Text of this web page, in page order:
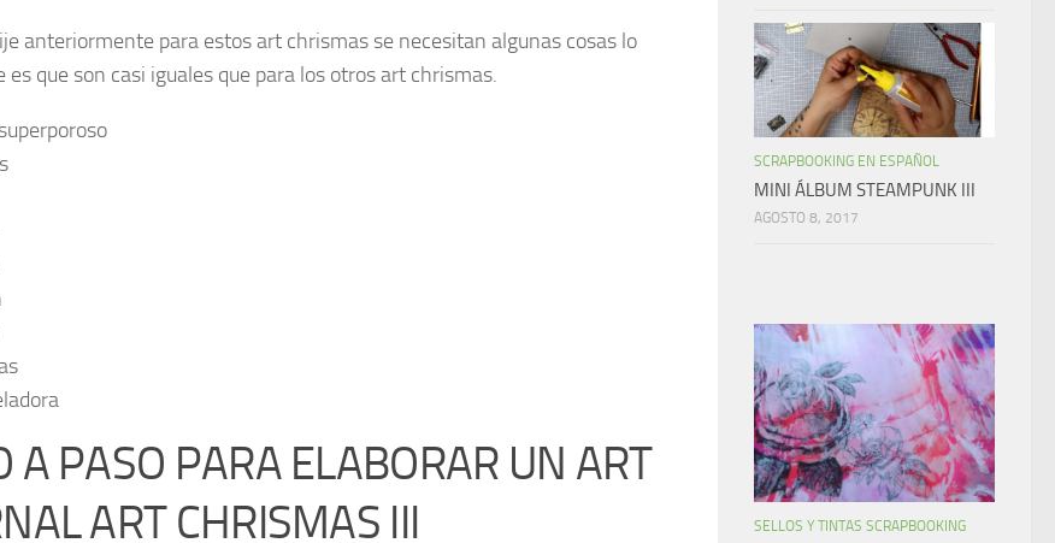
anteriormente para estos art chrismas se necesitan algunas cosas lo
que son casi iguales que para los otros art chrismas.
A PASO PARA ELABORAR UN ART
ART CHRISMAS III
SCRAPBOOKING EN ESPAÑOL
MINI ÁLBUM STEAMPUNK III
AGOSTO 8, 2017
SELLOS Y TINTAS SCRAPBOOKING